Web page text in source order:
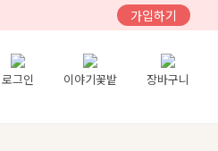
가입하기
로그인 이야기꽃밭 장바구니